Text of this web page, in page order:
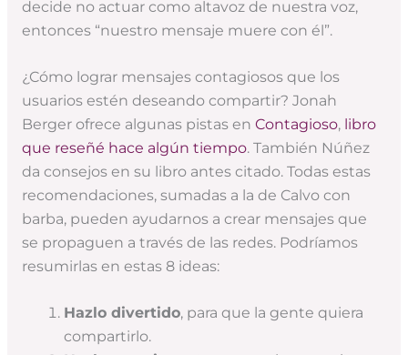
decide no actuar como altavoz de nuestra voz,
entonces “nuestro mensaje muere con él”.
¿Cómo lograr mensajes contagiosos que los
usuarios estén deseando compartir? Jonah
Berger ofrece algunas pistas en Contagioso, libro
que reseñé hace algún tiempo. También Núñez
da consejos en su libro antes citado. Todas estas
recomendaciones, sumadas a la de Calvo con
barba, pueden ayudarnos a crear mensajes que
se propaguen a través de las redes. Podríamos
resumirlas en estas 8 ideas:
Hazlo divertido, para que la gente quiera
compartirlo.